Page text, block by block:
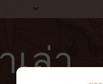
เล่า